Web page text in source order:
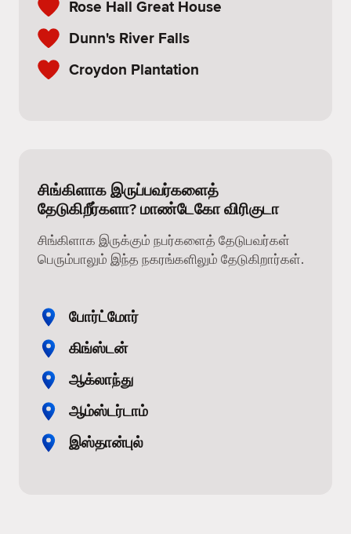
Rose Hall Great House
Dunn's River Falls
Croydon Plantation
சிங்கிளாக இருப்பவர்களைத்
தேடுகிறீர்களா? மாண்டேகோ விரிகுடா
சிங்கிளாக இருக்கும் நபர்களைத் தேடுபவர்கள்
பெரும்பாலும் இந்த நகரங்களிலும் தேடுகிறார்கள்.
போர்ட்மோர்
கிங்ஸ்டன்
ஆக்லாந்து
ஆம்ஸ்டர்டாம்
இஸ்தான்புல்